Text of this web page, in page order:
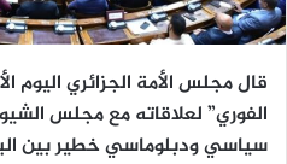
قال مجلس الأمة الجزائري اليوم
الفوري” لعلاقاته مع مجلس
سياسي ودبلوماسي خطير بين